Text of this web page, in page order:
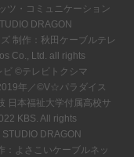
ツ・コミュニケーション
DRAGON
制作：秋田ケーブルテレ
Co., Ltd. all rights
©テレビトクシマ
年／©V☆パラダイス
日本福祉大学付属高校サ
KBS. All rights
DRAGON
：よさこいケーブルネッ